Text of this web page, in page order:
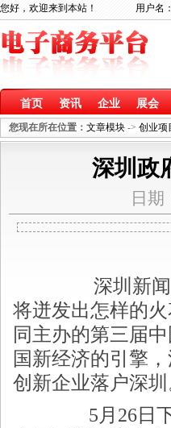
您好，欢迎来到本站！ 用户名：
首页 资讯 企业 展会
您现在所在位置： 文章模块 -> 创业项
深圳政
日期
深圳新
将迸发出怎样的
同主办的第三届
国新经济的引擎
创新企业落户深圳
5月26日下